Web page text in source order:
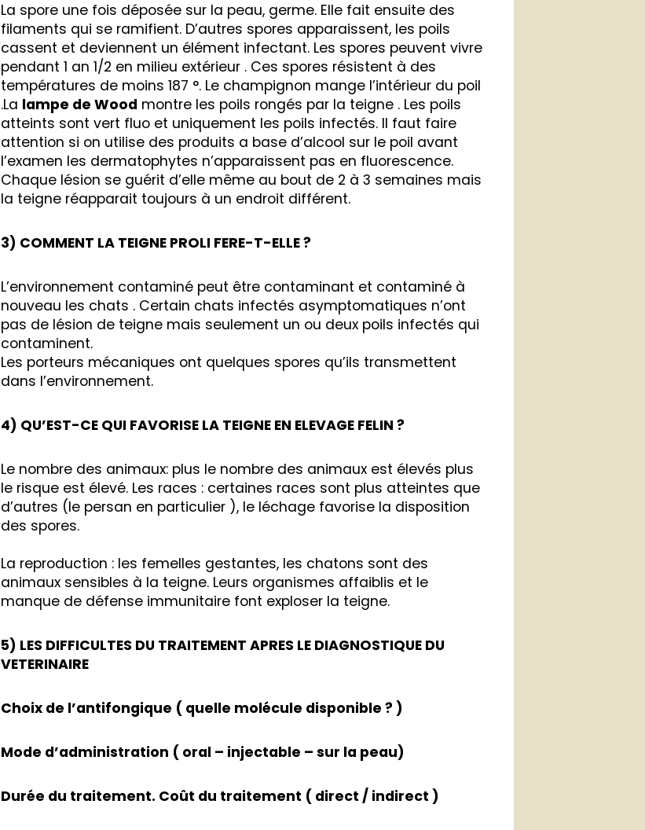
La spore une fois déposée sur la peau, germe. Elle fait ensuite des
filaments qui se ramifient. D’autres spores apparaissent, les poils
cassent et deviennent un élément infectant. Les spores peuvent vivre
pendant 1 an 1/2 en milieu extérieur . Ces spores résistent à des
températures de moins 187 °. Le champignon mange l’intérieur du poil
.La lampe de Wood montre les poils rongés par la teigne . Les poils
atteints sont vert fluo et uniquement les poils infectés. Il faut faire
attention si on utilise des produits a base d’alcool sur le poil avant
l’examen les dermatophytes n’apparaissent pas en fluorescence.
Chaque lésion se guérit d’elle même au bout de 2 à 3 semaines mais
la teigne réapparait toujours à un endroit différent.
3) COMMENT LA TEIGNE PROLI FERE-T-ELLE ?
L’environnement contaminé peut être contaminant et contaminé à
nouveau les chats . Certain chats infectés asymptomatiques n’ont
pas de lésion de teigne mais seulement un ou deux poils infectés qui
contaminent.
Les porteurs mécaniques ont quelques spores qu’ils transmettent
dans l’environnement.
4) QU’EST-CE QUI FAVORISE LA TEIGNE EN ELEVAGE FELIN ?
Le nombre des animaux: plus le nombre des animaux est élevés plus
le risque est élevé. Les races : certaines races sont plus atteintes que
d’autres (le persan en particulier ), le léchage favorise la disposition
des spores.
La reproduction : les femelles gestantes, les chatons sont des
animaux sensibles à la teigne. Leurs organismes affaiblis et le
manque de défense immunitaire font exploser la teigne.
5) LES DIFFICULTES DU TRAITEMENT APRES LE DIAGNOSTIQUE DU
VETERINAIRE
Choix de l’antifongique ( quelle molécule disponible ? )
Mode d’administration ( oral – injectable – sur la peau)
Durée du traitement. Coût du traitement ( direct / indirect )